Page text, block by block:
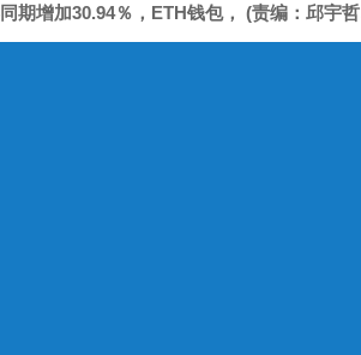
期增加30.94％，ETH钱包， (责编：邱宇哲